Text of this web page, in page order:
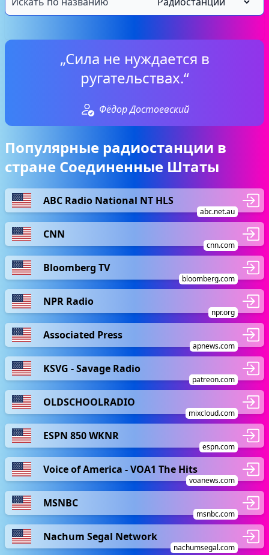
„Сила не нуждается в
ругательствах.“
Фёдор Достоевский
Популярные радиостанции в
стране Соединенные Штаты
ABC Radio National NT HLS
abc.net.au
CNN
cnn.com
Bloomberg TV
bloomberg.com
NPR Radio
npr.org
Associated Press
apnews.com
KSVG - Savage Radio
patreon.com
OLDSCHOOLRADIO
mixcloud.com
ESPN 850 WKNR
espn.com
Voice of America - VOA1 The Hits
voanews.com
MSNBC
msnbc.com
Nachum Segal Network
nachumsegal.com